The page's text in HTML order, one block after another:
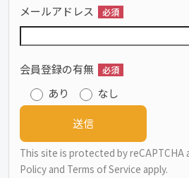
メールアドレス 必須
会員登録の有無 必須
あり なし
This site is protected by reCAPTCHA
Policy and Terms of Service apply.